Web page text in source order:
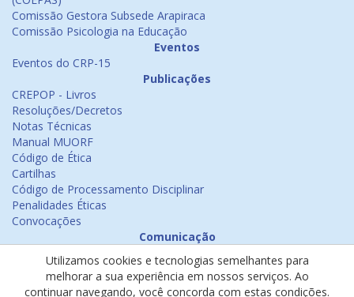
Comissão Gestora Subsede Arapiraca
Comissão Psicologia na Educação
Eventos
Eventos do CRP-15
Publicações
CREPOP - Livros
Resoluções/Decretos
Notas Técnicas
Manual MUORF
Código de Ética
Cartilhas
Código de Processamento Disciplinar
Penalidades Éticas
Convocações
Comunicação
Emissão de Certificados
Psicologia na Mídia
Utilizamos cookies e tecnologias semelhantes para
melhorar a sua experiência em nossos serviços. Ao
continuar navegando, você concorda com estas condições.